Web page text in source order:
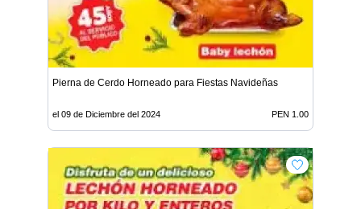
Pierna de Cerdo Horneado para Fiestas Navideñas
el 09 de Diciembre del 2024 PEN 1.00